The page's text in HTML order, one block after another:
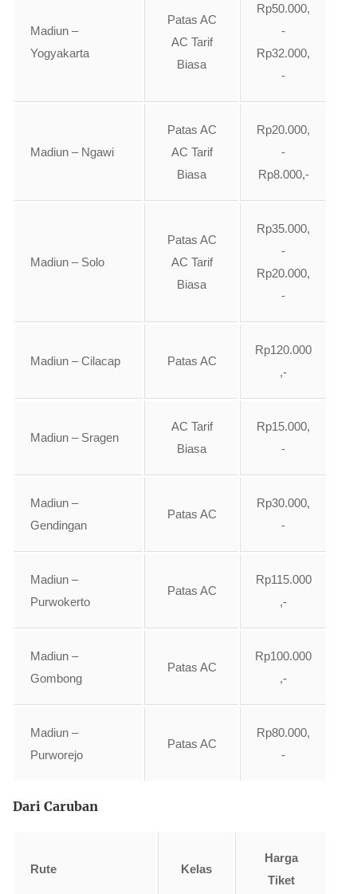
Madiun –
Yogyakarta
Patas AC
AC Tarif
Biasa
Rp50.000,
-
Rp32.000,
-
Madiun – Ngawi
Patas AC
AC Tarif
Biasa
Rp20.000,
-
Rp8.000,-
Madiun – Solo
Patas AC
AC Tarif
Biasa
Rp35.000,
-
Rp20.000,
-
Madiun – Cilacap Patas AC
Rp120.000
,-
Madiun – Sragen
AC Tarif
Biasa
Rp15.000,
-
Madiun –
Gendingan
Patas AC
Rp30.000,
-
Madiun –
Purwokerto
Patas AC
Rp115.000
,-
Madiun –
Gombong
Patas AC
Rp100.000
,-
Madiun –
Purworejo
Patas AC
Rp80.000,
-
Dari Caruban
Rute Kelas
Harga
Tiket